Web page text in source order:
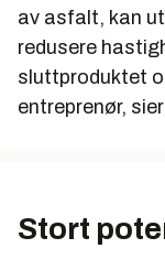
av asfalt, kan
redusere
sluttproduktet
entreprenør,
Stort